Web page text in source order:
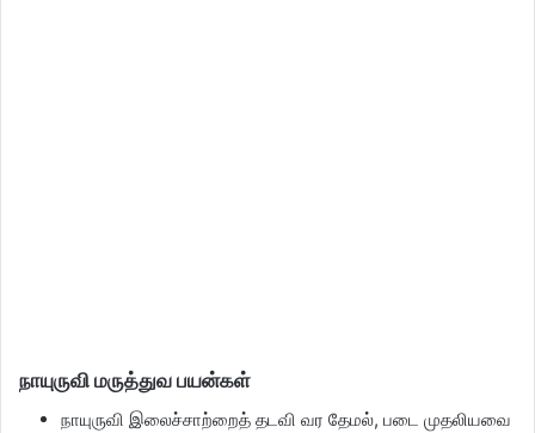
நாயுருவி மருத்துவ பயன்கள்
நாயுருவி இலைச்சாற்றைத் தடவி வர தேமல், படை முதலியவை